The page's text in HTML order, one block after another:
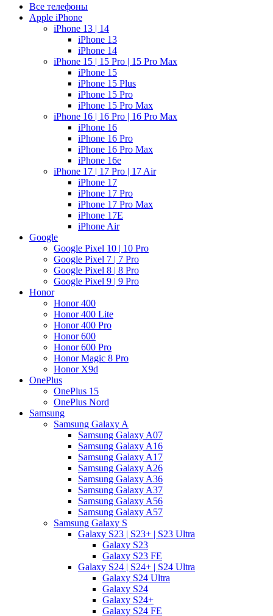
Все телефоны
Apple iPhone
iPhone 13 | 14
iPhone 13
iPhone 14
iPhone 15 | 15 Pro | 15 Pro Max
iPhone 15
iPhone 15 Plus
iPhone 15 Pro
iPhone 15 Pro Max
iPhone 16 | 16 Pro | 16 Pro Max
iPhone 16
iPhone 16 Pro
iPhone 16 Pro Max
iPhone 16e
iPhone 17 | 17 Pro | 17 Air
iPhone 17
iPhone 17 Pro
iPhone 17 Pro Max
iPhone 17E
iPhone Air
Google
Google Pixel 10 | 10 Pro
Google Pixel 7 | 7 Pro
Google Pixel 8 | 8 Pro
Google Pixel 9 | 9 Pro
Honor
Honor 400
Honor 400 Lite
Honor 400 Pro
Honor 600
Honor 600 Pro
Honor Magic 8 Pro
Honor X9d
OnePlus
OnePlus 15
OnePlus Nord
Samsung
Samsung Galaxy A
Samsung Galaxy A07
Samsung Galaxy A16
Samsung Galaxy A17
Samsung Galaxy A26
Samsung Galaxy A36
Samsung Galaxy A37
Samsung Galaxy A56
Samsung Galaxy A57
Samsung Galaxy S
Galaxy S23 | S23+ | S23 Ultra
Galaxy S23
Galaxy S23 FE
Galaxy S24 | S24+ | S24 Ultra
Galaxy S24 Ultra
Galaxy S24
Galaxy S24+
Galaxy S24 FE